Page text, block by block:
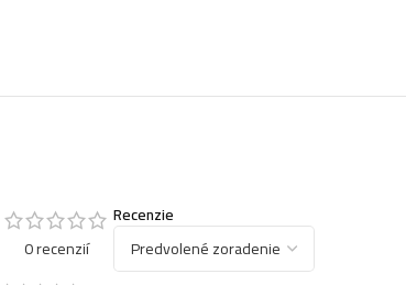
0 recenzií
Recenzie